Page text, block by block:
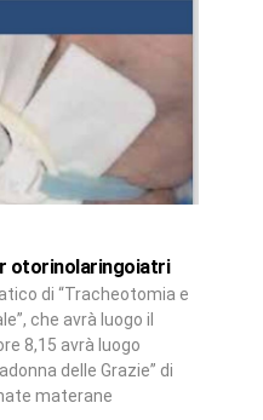
otorinolaringoiatri
di “Tracheotomia e
che avrà luogo il
8,15 avrà luogo
delle Grazie” di
materane